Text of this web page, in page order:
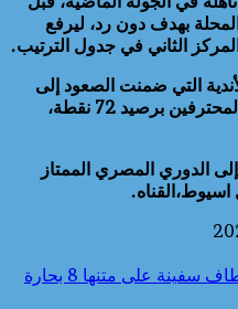
بهدف دون رد، ليرفع
التي ضمنت الصعود إلى
الدوري الممتاز، بعدما تصدر دوري المحترفين برصيد 72 نقطة،
الدوري المصري الممتاز
اسيوط،القناه.
مصطفى بكري يكشف تفاصيل اختطاف سفينة على متنها 8 بحارة